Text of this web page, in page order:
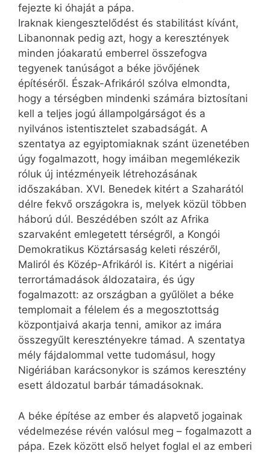
fejezte ki óhaját a pápa.
Iraknak kiengesztelődést és stabilitást kívánt,
Libanonnak pedig azt, hogy a keresztények
minden jóakaratú emberrel összefogva
tegyenek tanúságot a béke jövőjének
építéséről. Észak-Afrikáról szólva elmondta,
hogy a térségben mindenki számára biztosítani
kell a teljes jogú állampolgárságot és a
nyilvános istentisztelet szabadságát. A
szentatya az egyiptomiaknak szánt üzenetében
úgy fogalmazott, hogy imáiban megemlékezik
róluk új intézményeik létrehozásának
időszakában. XVI. Benedek kitért a Szaharától
délre fekvő országokra is, melyek közül többen
háború dúl. Beszédében szólt az Afrika
szarvaként emlegetett térségről, a Kongói
Demokratikus Köztársaság keleti részéről,
Maliról és Közép-Afrikáról is. Kitért a nigériai
terrortámadások áldozataira, és úgy
fogalmazott: az országban a gyűlölet a béke
templomait a félelem és a megosztottság
központjaivá akarja tenni, amikor az imára
összegyűlt keresztényekre támad. A szentatya
mély fájdalommal vette tudomásul, hogy
Nigériában karácsonykor is számos keresztény
esett áldozatul barbár támadásoknak.
A béke építése az ember és alapvető jogainak
védelmezése révén valósul meg – fogalmazott a
pápa. Ezek között első helyet foglal el az emberi